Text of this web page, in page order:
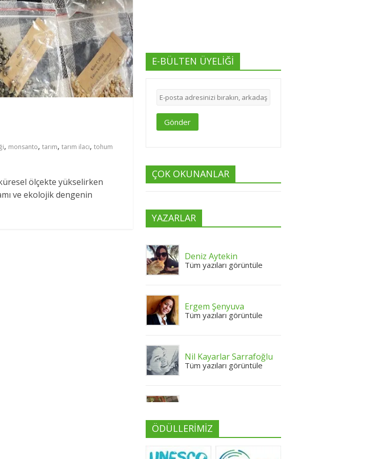
, monsanto, tarım, tarım ilacı, tohum
ölçekte yükselirken
ve ekolojik dengenin
E-BÜLTEN ÜYELİĞİ
Gönder
ÇOK OKUNANLAR
YAZARLAR
Deniz Aytekin
Tüm yazıları görüntüle
Ergem Şenyuva
Tüm yazıları görüntüle
Nil Kayarlar Sarrafoğlu
Tüm yazıları görüntüle
Neslihan Edeş
ÖDÜLLERİMİZ